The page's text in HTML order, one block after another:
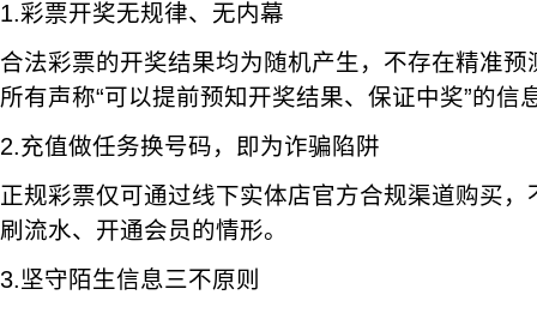
1.彩票开奖无规律、无内幕
合法彩票的开奖结果均为随机产生，不存在精准
所有声称“可以提前预知开奖结果、保证中奖”的信
2.充值做任务换号码，即为诈骗陷阱
正规彩票仅可通过线下实体店官方合规渠道购买
刷流水、开通会员的情形。
3.坚守陌生信息三不原则